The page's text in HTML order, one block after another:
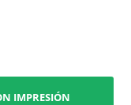
IMPRESIÓN